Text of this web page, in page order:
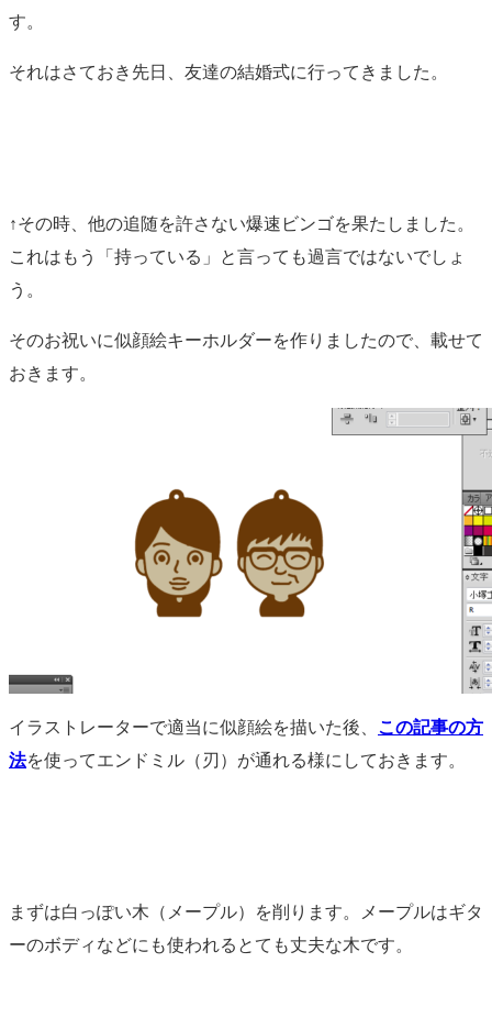
す。
それはさておき先日、友達の結婚式に行ってきました。
↑その時、他の追随を許さない爆速ビンゴを果たしました。
これはもう「持っている」と言っても過言ではないでしょ
う。
そのお祝いに似顔絵キーホルダーを作りましたので、載せて
おきます。
イラストレーターで適当に似顔絵を描いた後、 この記事の方
法を使ってエンドミル（刃）が通れる様にしておきます。
まずは白っぽい木（メープル）を削ります。メープルはギタ
ーのボディなどにも使われるとても丈夫な木です。